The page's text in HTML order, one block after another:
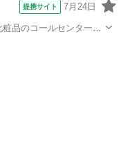
提携サイト 7月24日
品のコールセンター！